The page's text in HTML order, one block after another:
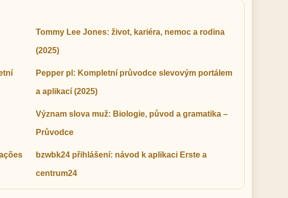
Tommy Lee Jones: život, kariéra, nemoc a rodina
(2025)
Pepper pl: Kompletní průvodce slevovým portálem
a aplikací (2025)
Význam slova muž: Biologie, původ a gramatika –
Průvodce
bzwbk24 přihlášení: návod k aplikaci Erste a
centrum24